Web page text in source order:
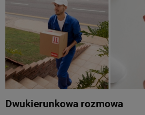
Dwukierunkowa rozmowa